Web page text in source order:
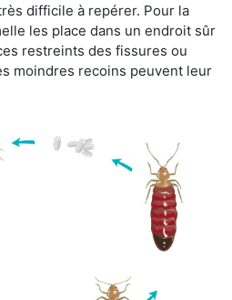
difficile à repérer. Pour la
les place dans un endroit sûr
restreints des fissures ou
moindres recoins peuvent leur